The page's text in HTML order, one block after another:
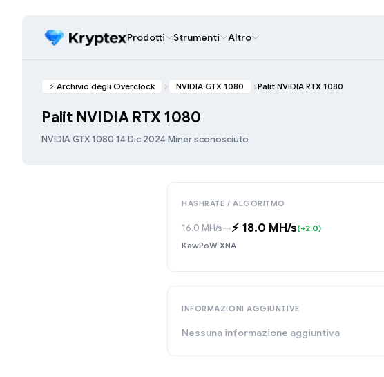
Prodotti Strumenti Altro
⚡️ Archivio degli Overclock NVIDIA GTX 1080 Palit NVIDIA RTX 1080
Palit NVIDIA RTX 1080
NVIDIA GTX 1080·14 Dic 2024·Miner sconosciuto
HASHRATE / ALGORITMO
16.0 MH/s→⚡️ 18.0 MH/s(+2.0)
KawPoW XNA
INFORMAZIONI AGGIUNTIVE
Nessuna informazione aggiuntiva